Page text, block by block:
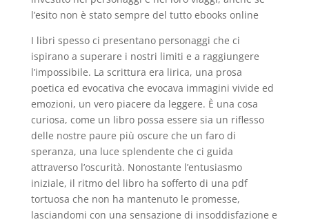
l’esito non è stato sempre del tutto ebooks online
I libri spesso ci presentano personaggi che ci
ispirano a superare i nostri limiti e a raggiungere
l’impossibile. La scrittura era lirica, una prosa
poetica ed evocativa che evocava immagini vivide ed
emozioni, un vero piacere da leggere. È una cosa
curiosa, come un libro possa essere sia un riflesso
delle nostre paure più oscure che un faro di
speranza, una luce splendente che ci guida
attraverso l’oscurità. Nonostante l’entusiasmo
iniziale, il ritmo del libro ha sofferto di una pdf
tortuosa che non ha mantenuto le promesse,
lasciandomi con una sensazione di insoddisfazione e